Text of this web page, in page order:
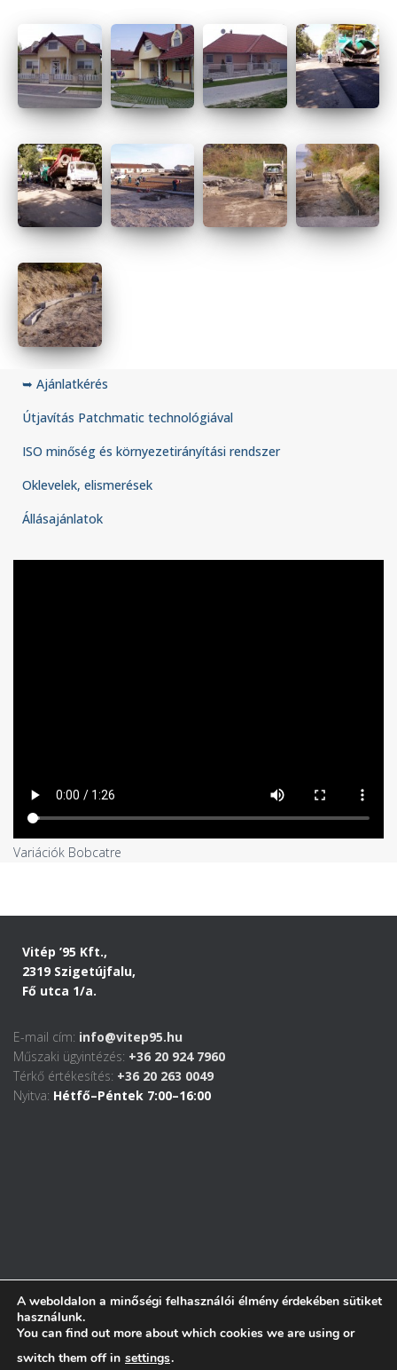
➥ Ajánlatkérés
Útjavítás Patchmatic technológiával
ISO minőség és környezetirányítási rendszer
Oklevelek, elismerések
Állásajánlatok
Variációk Bobcatre
Vitép ’95 Kft.,
2319 Szigetújfalu,
Fő utca 1/a.
E-mail cím: info@vitep95.hu
Műszaki ügyintézés: +36 20 924 7960
Térkő értékesítés: +36 20 263 0049
Nyitva: Hétfő–Péntek 7:00–16:00
A weboldalon a minőségi felhasználói élmény érdekében sütiket
használunk.
You can find out more about which cookies we are using or
switch them off in settings.